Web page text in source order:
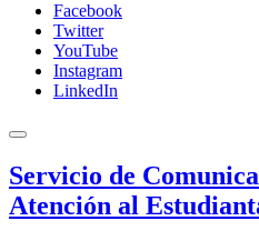
Facebook
Twitter
YouTube
Instagram
LinkedIn
Servicio de
Atención al